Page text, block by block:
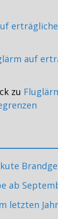
auf
zu
ab
letzten